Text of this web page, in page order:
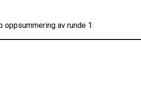
oppsummering av runde 1: